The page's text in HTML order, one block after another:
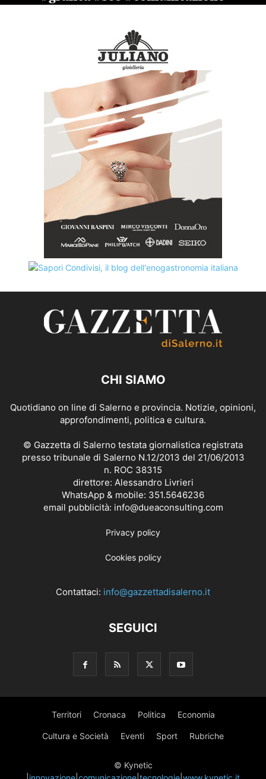
CHI SIAMO
Quotidiano on line di Salerno e provincia. Notizie, opinioni,
approfondimenti, politica e cultura.
© Gazzetta di Salerno testata giornalistica registrata
presso tribunale di Salerno N.12/2013 del 21/06/2013
n. ROC 38315
direttore: Alessandro Livrieri
WhatsApp & mobile: 351.5646236
email pubblicità: info@dueaconsulting.com
Privacy policy
Cookies policy
Contattaci: info@gazzettadisalerno.it
SEGUICI
Territori Cronaca Politica Economia
Cultura e Società Eventi Sport Rubriche
© Kynetic